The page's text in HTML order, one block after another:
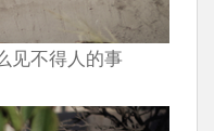
见不得人的事